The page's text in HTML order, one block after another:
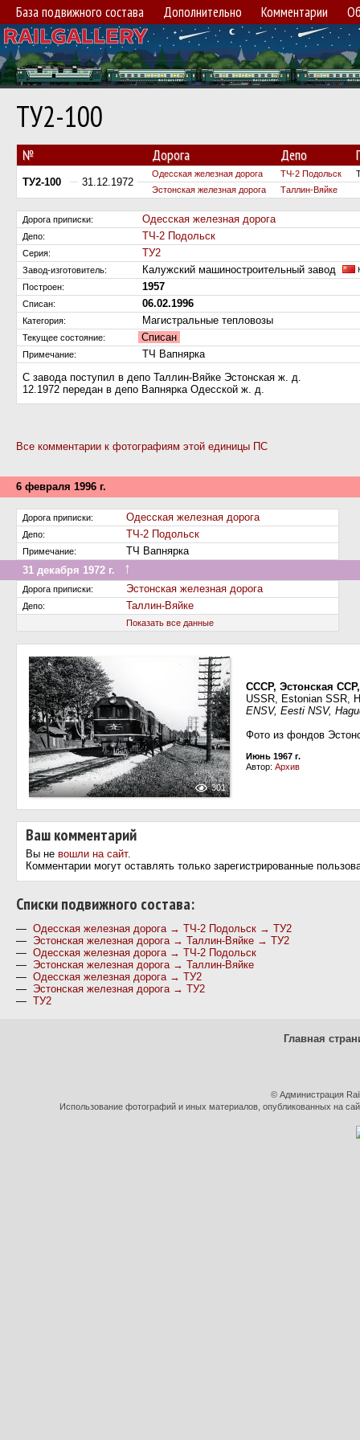
База подвижного состава Дополнительно Комментарии
ТУ2-100
№ Дорога Депо
ТУ2-100 31.12.1972
Одесская железная дорога ТЧ-2 Подольск
Эстонская железная дорога
Таллин-Вяйке
Дорога приписки: Одесская железная дорога
Депо: ТЧ-2 Подольск
Серия: ТУ2
Завод-изготовитель: Калужский машиностроительный завод
Построен: 1957
Списан: 06.02.1996
Категория: Магистральные тепловозы
Текущее состояние: Списан
Примечание:
ТЧ Вапнярка
С завода поступил в депо Таллин-Вяйке Эстонская ж. д.
12.1972 передан в депо Вапнярка Одесской ж. д.
Все комментарии к фотографиям этой единицы ПС
6 февраля 1996 г.
Дорога приписки: Одесская железная дорога
Депо: ТЧ-2 Подольск
Примечание:
ТЧ Вапнярка
31 декабря 1972 г.
↑
Дорога приписки: Эстонская железная дорога
Депо: Таллин-Вяйке
Показать все данные
301
СССР, Эстонская
USSR, Estonian SSR,
ENSV, Eesti NSV,
Фото из фондов
Июнь 1967 г.
Автор: Архив
Ваш комментарий
Вы не вошли на сайт.
Комментарии могут оставлять только зарегистрированные
Cписки подвижного состава:
— Одесская железная дорога → ТЧ-2 Подольск → ТУ2
— Эстонская железная дорога → Таллин-Вяйке → ТУ2
— Одесская железная дорога → ТЧ-2 Подольск
— Эстонская железная дорога → Таллин-Вяйке
— Одесская железная дорога → ТУ2
— Эстонская железная дорога → ТУ2
— ТУ2
Главная
© Администрация
Использование фотографий и иных материалов, опубликованных на